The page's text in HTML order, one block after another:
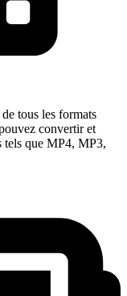
tous les formats
convertir et
tels que MP4, MP3,